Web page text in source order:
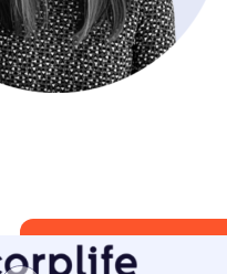
Jetzt Mitglied werden